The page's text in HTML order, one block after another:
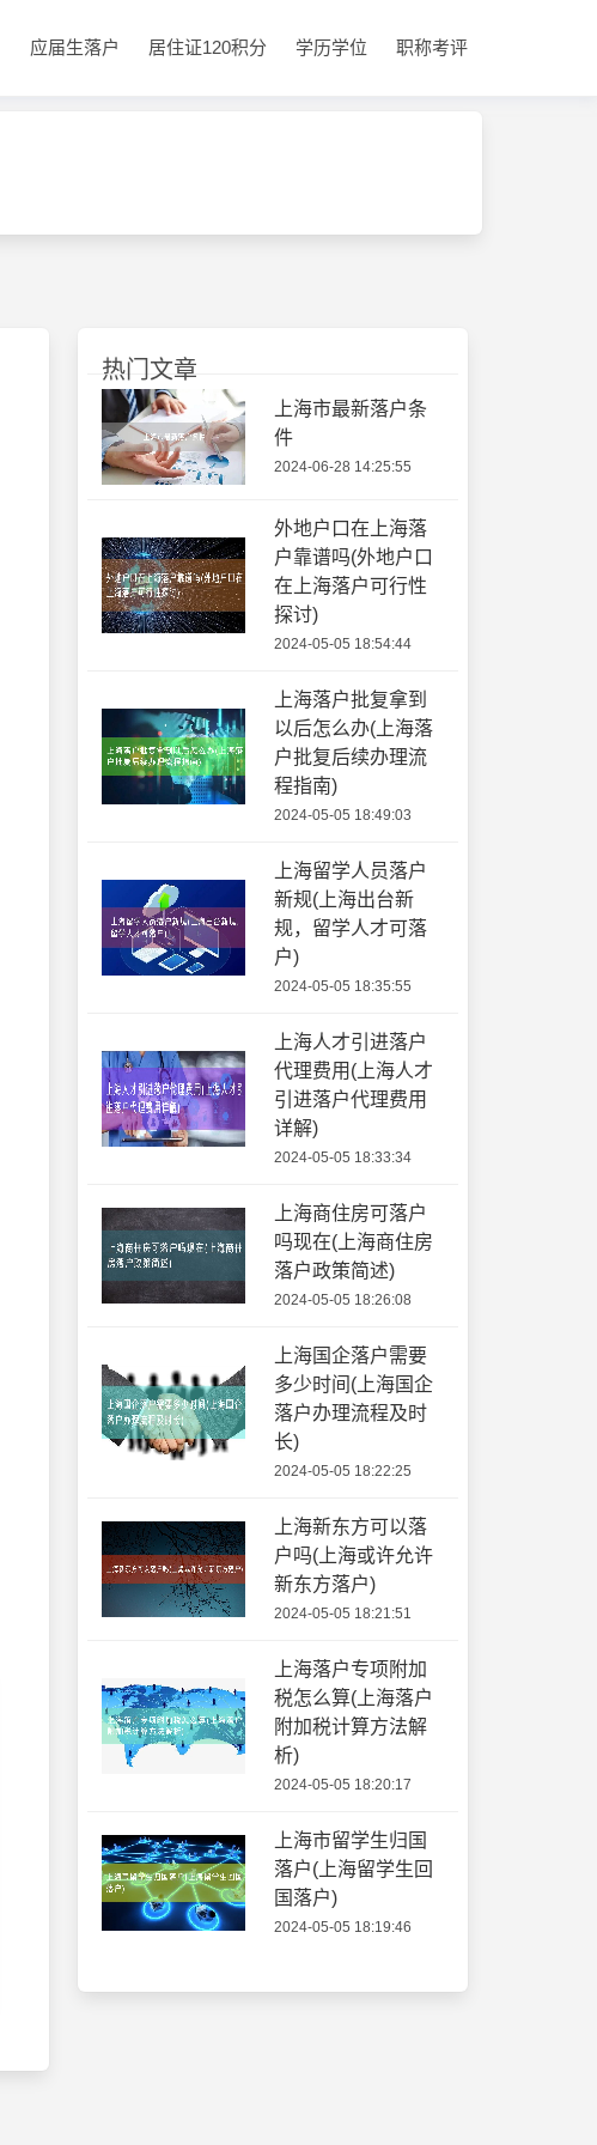
应届生落户 居住证120积分 学历学位 职称考评
热门文章
上海市最新落户条
件
2024-06-28 14:25:55
外地户口在上海落
户靠谱吗(外地户口
在上海落户可行性
探讨)
2024-05-05 18:54:44
上海落户批复拿到
以后怎么办(上海落
户批复后续办理流
程指南)
2024-05-05 18:49:03
上海留学人员落户
新规(上海出台新
规，留学人才可落
户)
2024-05-05 18:35:55
上海人才引进落户
代理费用(上海人才
引进落户代理费用
详解)
2024-05-05 18:33:34
上海商住房可落户
吗现在(上海商住房
落户政策简述)
2024-05-05 18:26:08
上海国企落户需要
多少时间(上海国企
落户办理流程及时
长)
2024-05-05 18:22:25
上海新东方可以落
户吗(上海或许允许
新东方落户)
2024-05-05 18:21:51
上海落户专项附加
税怎么算(上海落户
附加税计算方法解
析)
2024-05-05 18:20:17
上海市留学生归国
落户(上海留学生回
国落户)
2024-05-05 18:19:46